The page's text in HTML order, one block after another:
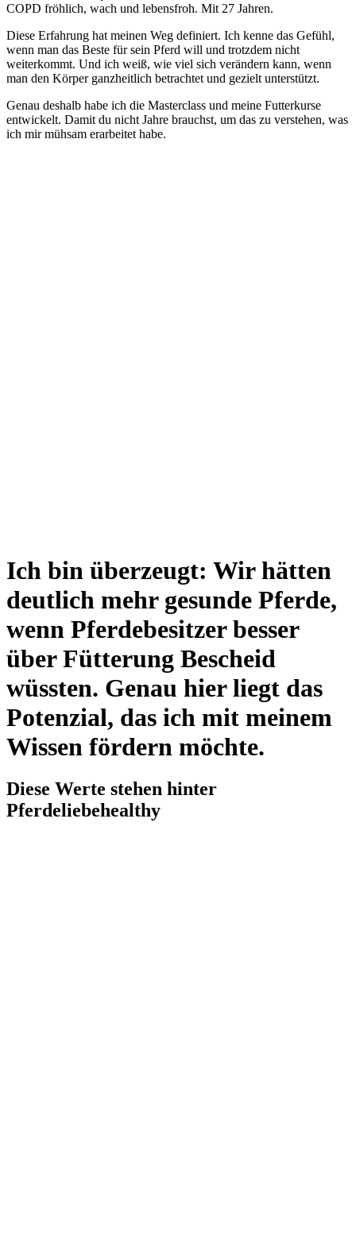
COPD fröhlich, wach und lebensfroh. Mit 27 Jahren.
Diese Erfahrung hat meinen Weg definiert. Ich kenne das Gefühl,
wenn man das Beste für sein Pferd will und trotzdem nicht
weiterkommt. Und ich weiß, wie viel sich verändern kann, wenn
man den Körper ganzheitlich betrachtet und gezielt unterstützt.
Genau deshalb habe ich die Masterclass und meine Futterkurse
entwickelt. Damit du nicht Jahre brauchst, um das zu verstehen, was
ich mir mühsam erarbeitet habe.
Ich bin überzeugt: Wir hätten
deutlich mehr gesunde Pferde,
wenn Pferdebesitzer besser
über Fütterung Bescheid
wüssten. Genau hier liegt das
Potenzial, das ich mit meinem
Wissen fördern möchte.
Diese Werte stehen hinter
Pferdeliebehealthy